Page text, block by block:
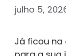
julho 5,
Já ficou na